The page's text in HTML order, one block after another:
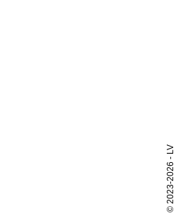
©
2023-2026
- LV